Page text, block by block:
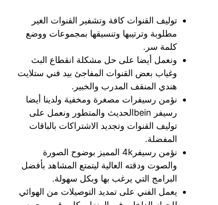
توليف القنوات كافة وتشفير القنوات الغير
مطلوبة وترتيبها وتنسيقها بمجموعات ووضع
كلمة سر.
ونعمل أيضا على حل مشكلة انقطاع البث
وغياب بعض القنوات المفاجئ بيد فني ستلايت
هندي المنقف المدرب والخبير.
نؤمن رسيفرات مصغرة ومخفية ولدينا أيضا
رسيفر beinالحديث والمتطور ونعمل على
توليف القنوات وتجديد الاشتراكات بالباقات
المفضلة.
نؤمن رسيفر4k المميز بوضوح الصورة
والصوت ودقته العالية ليتمتع المشاهد بأفضل
البرامج التي يرغب بها وبكل سهولة.
يعمل الفني على تمديد التوصيلات من الهوائي